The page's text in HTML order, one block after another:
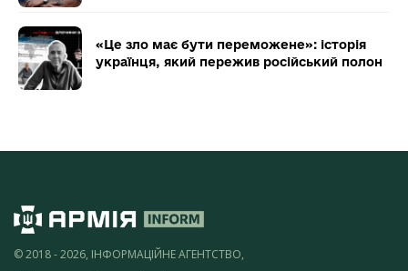
«Це зло має бути переможене»: історія
українця, який пережив російський полон
© 2018 - 2026, ІНФОРМАЦІЙНЕ АГЕНТСТВО,